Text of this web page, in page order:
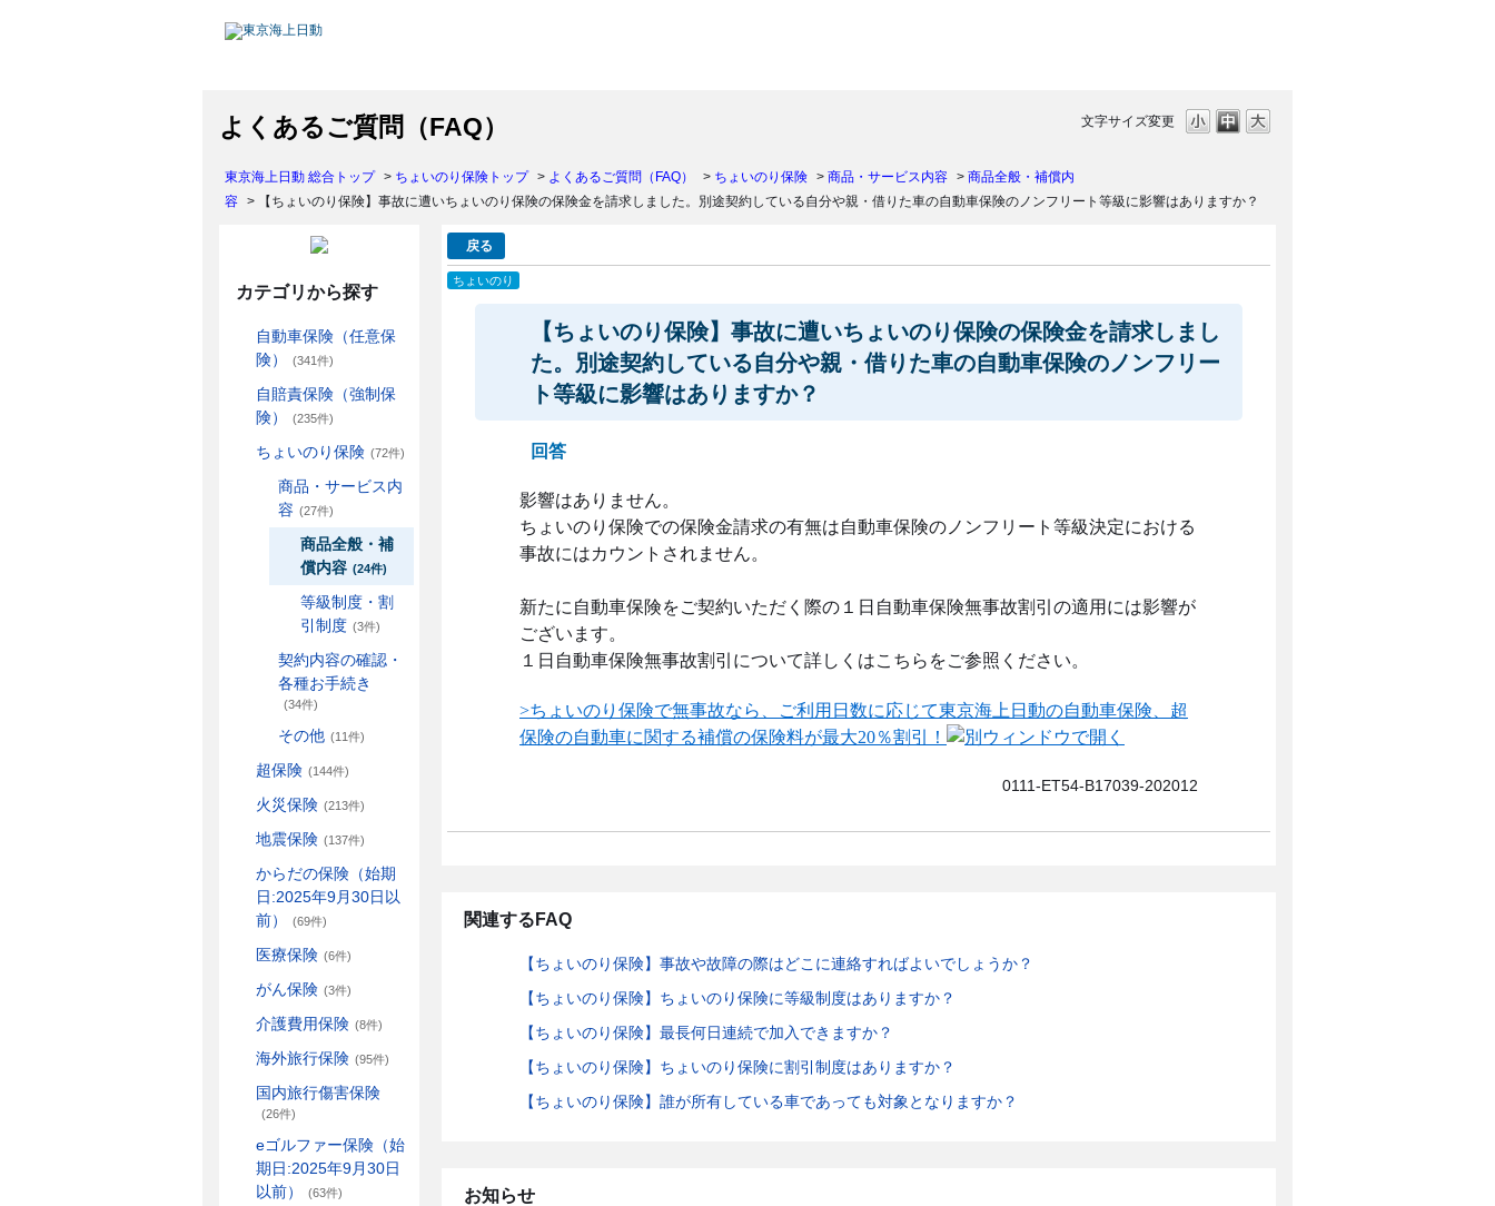
よくあるご質問（FAQ） 文字サイズ変更
東京海上日動 総合トップ > ちょいのり保険トップ > よくあるご質問（FAQ） > ちょいのり保険 > 商品・サービス内容 > 商品全般・補償内
容 > 【ちょいのり保険】事故に遭いちょいのり保険の保険金を請求しました。別途契約している自分や親・借りた車の自動車保険のノンフリート等級に影響はありますか？
カテゴリから探す
自動車保険（任意保
険）
(341件)
自賠責保険（強制保
険）
(235件)
ちょいのり保険 (72件)
商品・サービス内
容 (27件)
商品全般・補
償内容 (24件)
等級制度・割
引制度 (3件)
契約内容の確認・
各種お手続き
(34件)
その他 (11件)
超保険 (144件)
火災保険 (213件)
地震保険 (137件)
からだの保険（始期
日:2025年9月30日以
前）
(69件)
医療保険 (6件)
がん保険 (3件)
介護費用保険 (8件)
海外旅行保険 (95件)
国内旅行傷害保険
(26件)
eゴルファー保険（始
期日:2025年9月30日
以前）
(63件)
戻る
ちょいのり
【ちょいのり保険】事故に遭いちょいのり保険の保険金を請求しまし
た。別途契約している自分や親・借りた車の自動車保険のノンフリー
ト等級に影響はありますか？
回答
影響はありません。
ちょいのり保険での保険金請求の有無は自動車保険のノンフリート等級決定における
事故にはカウントされません。
新たに自動車保険をご契約いただく際の１日自動車保険無事故割引の適用には影響が
ございます。
１日自動車保険無事故割引について詳しくはこちらをご参照ください。
>ちょいのり保険で無事故なら、ご利用日数に応じて東京海上日動の自動車保険、超
保険の自動車に関する補償の保険料が最大20％割引！
0111-ET54-B17039-202012
関連するFAQ
【ちょいのり保険】事故や故障の際はどこに連絡すればよいでしょうか？
【ちょいのり保険】ちょいのり保険に等級制度はありますか？
【ちょいのり保険】最長何日連続で加入できますか？
【ちょいのり保険】ちょいのり保険に割引制度はありますか？
【ちょいのり保険】誰が所有している車であっても対象となりますか？
お知らせ